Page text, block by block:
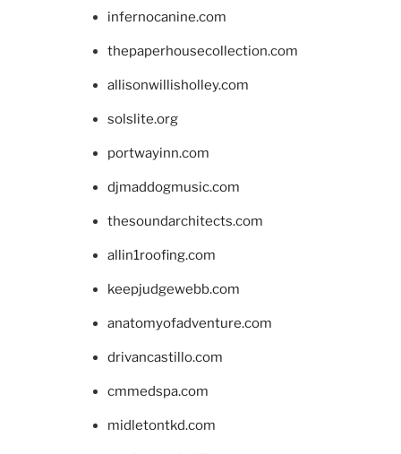
infernocanine.com
thepaperhousecollection.com
allisonwillisholley.com
solslite.org
portwayinn.com
djmaddogmusic.com
thesoundarchitects.com
allin1roofing.com
keepjudgewebb.com
anatomyofadventure.com
drivancastillo.com
cmmedspa.com
midletontkd.com